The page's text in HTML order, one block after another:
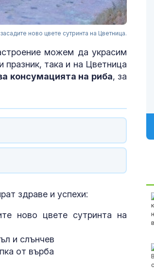
ново цвете сутринта на Цветница.
можем да украсим
празник, така и на Цветница
консумацията на риба, за
здраве и успехи:
ново цвете сутринта на
и слънчев
от върба
Божанов предлага
за киберсигурност